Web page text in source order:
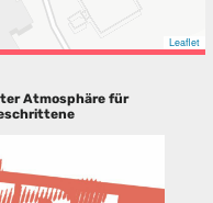
Leaflet
Atmosphäre für